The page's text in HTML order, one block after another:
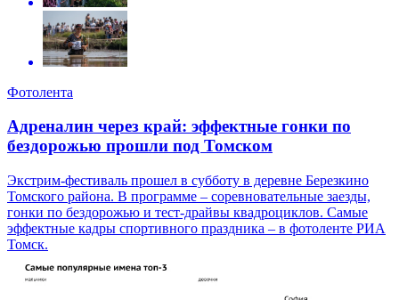
Фотолента
Адреналин через край: эффектные гонки по
бездорожью прошли под Томском
Экстрим-фестиваль прошел в субботу в деревне Березкино
Томского района. В программе – соревновательные заезды,
гонки по бездорожью и тест-драйвы квадроциклов. Самые
эффектные кадры спортивного праздника – в фотоленте РИА
Томск.